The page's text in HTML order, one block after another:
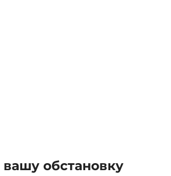
вашуобстановку